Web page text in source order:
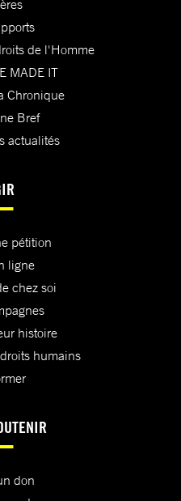
de l'Homme
MADE IT
Chronique
Bref
actualités
pétition
ligne
chez soi
histoire
humains
don